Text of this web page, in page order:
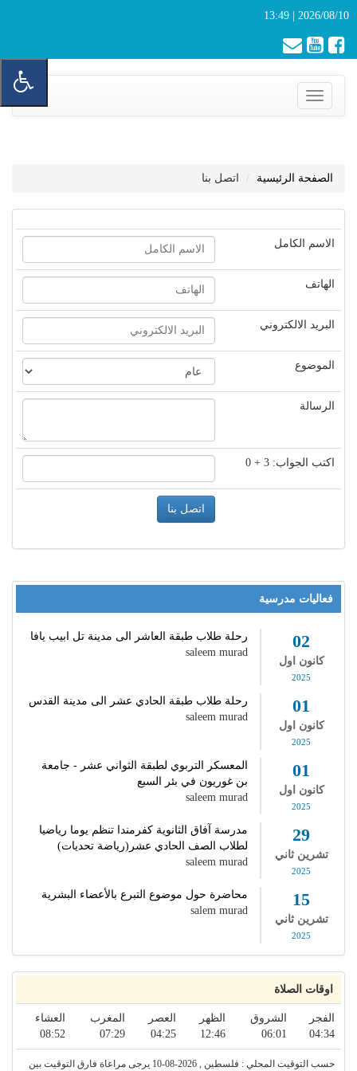
2026/08/10 | 13:49
Toggle
navigation
الصفحة الرئيسية اتصل بنا
الاسم الكامل
الهاتف
البريد الالكتروني
الموضوع
الرسالة
اكتب الجواب: 3 + 0
اتصل بنا
فعاليات مدرسية
02
كانون اول
2025
رحلة طلاب طبقة العاشر الى مدينة تل ابيب يافا
saleem murad
01
كانون اول
2025
رحلة طلاب طبقة الحادي عشر الى مدينة القدس
saleem murad
01
كانون اول
2025
المعسكر التربوي لطبقة الثواني عشر - جامعة
بن غوريون في بئر السبع
saleem murad
29
تشرين ثاني
2025
مدرسة آفاق الثانوية كفرمندا تنظم يوما رياضيا
لطلاب الصف الحادي عشر(رياضة تحديات)
saleem murad
15
تشرين ثاني
2025
محاضرة حول موضوع التبرع بالأعضاء البشرية
salem murad
اوقات الصلاة
الفجر
04:34
الشروق
06:01
الظهر
12:46
العصر
04:25
المغرب
07:29
العشاء
08:52
حسب التوقيت المحلي : فلسطين , 2026-08-10 يرجى مراعاة فارق التوقيت بين